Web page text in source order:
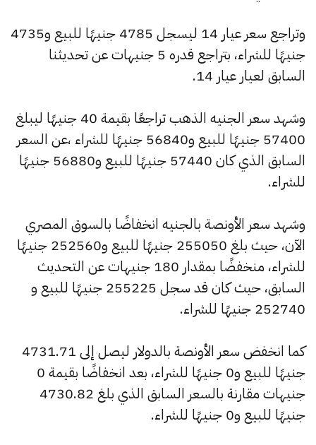
وتراجع سعر عيار 14 ليسجل 4785 جنيهًا للبيع و4735
جنيهًا للشراء، بتراجع قدره 5 جنيهات عن تحديثنا
السابق لعيار عيار 14.
وشهد سعر الجنيه الذهب تراجعًا بقيمة 40 جنيهًا ليبلغ
57400 جنيهًا للبيع و56840 جنيهًا للشراء ،عن السعر
السابق الذي كان 57440 جنيهًا للبيع و56880 جنيهًا
للشراء.
وشهد سعر الأونصة بالجنيه انخفاضًا بالسوق المصري
الآن، حيث بلغ 255050 جنيهًا للبيع و252560 جنيهًا
للشراء، منخفضًا بمقدار 180 جنيهات عن التحديث
السابق، حيث كان قد سجل 255225 جنيهًا للبيع و
252740 جنيهًا للشراء.
كما انخفض سعر الأونصة بالدولار ليصل إلى 4731.71
جنيهًا للبيع و0 جنيهًا للشراء، بعد انخفاضًا بقيمة 0
جنيهات مقارنة بالسعر السابق الذي بلغ 4730.82
جنيهًا للبيع و0 جنيهًا للشراء.